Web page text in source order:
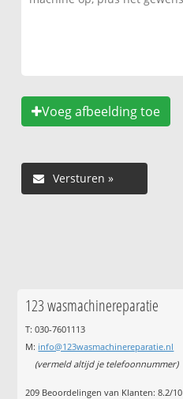
Voeg afbeelding toe
123 wasmachinereparatie
T: 030-7601113
M: info@123wasmachinereparatie.nl
(vermeld altijd je telefoonnummer)
209 Beoordelingen van Klanten:8.2/10